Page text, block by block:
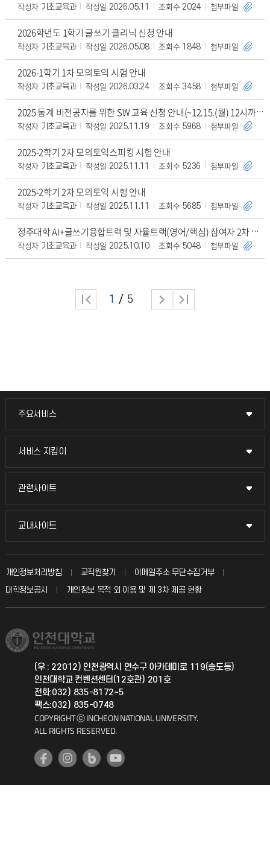
작성자 기초교육과 작성일 2026.05.11 조회수 2024 첨부파일
2026학년도 1학기 글쓰기 클리닉 신청 안내
작성자 기초교육과 작성일 2026.05.08 조회수 1848 첨부파일
2026-1학기 1차 모의토익 시험 안내
작성자 기초교육과 작성일 2026.03.24 조회수 3458 첨부파일
2025 동계 비전공자를 위한 SW 교육 신청 안내(~12.15.(월) 12시까지)
작성자 기초교육과 작성일 2025.11.19 조회수 5968 첨부파일
2025-2학기 2차 모의토익스피킹 시험 안내
작성자 기초교육과 작성일 2025.11.11 조회수 5236 첨부파일
2025-2학기 2차 모의토익 시험 안내
작성자 기초교육과 작성일 2025.11.11 조회수 5685 첨부파일
정주대학 AI+글쓰기융합트랙 및 자율트랙(영어/핵심) 참여자 2차 모집
작성자 기초교육과 작성일 2025.10.10 조회수 5048 첨부파일
1 5
주요서비스
주요서비스
교무회의방송
입학안내
취업정보(학생)
서비스 지킴이
서비스 지킴이
묻고 답하기
칭찬마당
학생서비스 지킴이
관련사이트
관련사이트
국방헬프콜
총동문회
교내사이트
교내사이트
교수회
교육혁신본부
국제지원과
공자아카데미
기초교육원
개인정보처리방침 교직원찾기
이메일주소 무단수집거부
대학정보공시
개인정보 목적 외 이용 및 제 3차 제공 현황
(우 : 22012) 인천광역시 연수구 아카데미로 119(송도동)
인천대학교 컨벤션센터(12호관) 201호
전화:032) 835-8172~5
팩스:032) 835-0748
COPYRIGHT ⓒ INCHEON NATIONAL UNIVERSITY.
ALL RIGHTS RESERVED.